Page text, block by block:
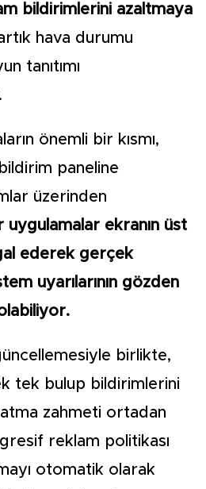
bildirimlerini azaltmaya
hava durumu
tanıtımı
önemli bir kısmı,
bildirim paneline
üzerinden
uygulamalar ekranın üst
ederek gerçek
uyarılarının gözden
birlikte,
tek bulup bildirimlerini
zahmeti ortadan
reklam politikası
otomatik olarak